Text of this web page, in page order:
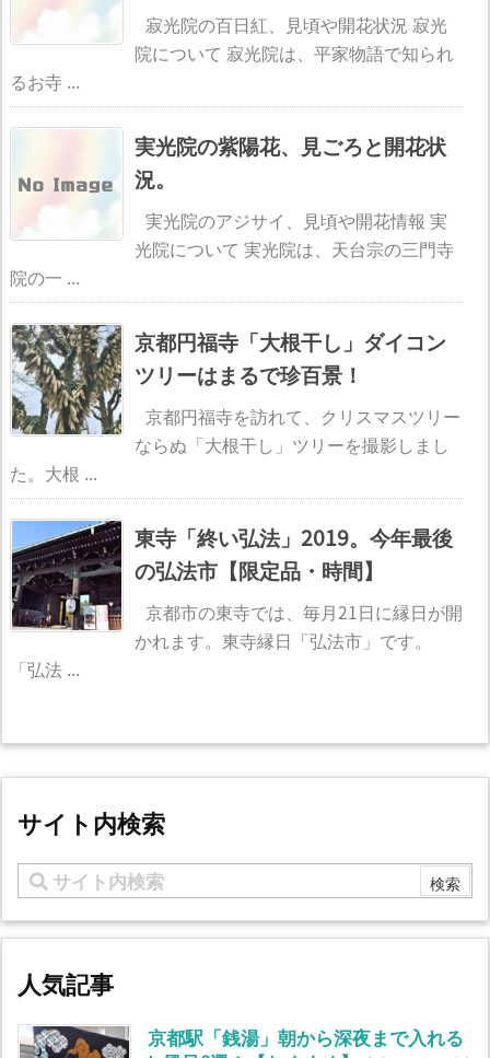
寂光院の百日紅、見頃や開花状況 寂光
院について 寂光院は、平家物語で知られ
るお寺 ...
実光院の紫陽花、見ごろと開花状
況。
実光院のアジサイ、見頃や開花情報 実
光院について 実光院は、天台宗の三門寺
院の一 ...
京都円福寺「大根干し」ダイコン
ツリーはまるで珍百景！
京都円福寺を訪れて、クリスマスツリー
ならぬ「大根干し」ツリーを撮影しまし
た。大根 ...
東寺「終い弘法」2019。今年最後
の弘法市【限定品・時間】
京都市の東寺では、毎月21日に縁日が開
かれます。東寺縁日「弘法市」です。
「弘法 ...
サイト内検索
人気記事
京都駅「銭湯」朝から深夜まで入れる